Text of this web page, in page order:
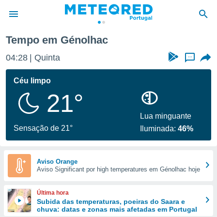
da
foi
fornecidas
a este
das
e
forma
digital
Tempo em Génolhac
04:28 Quinta ...
Céu limpo
21°
Sensação de 21°
Lua minguante
Iluminada:46%
Aviso Orange
Aviso Significant por high temperatures em Génolhac hoje
Última hora
Subida das temperaturas, poeiras do Saara e
chuva: datas e zonas mais afetadas em Portugal